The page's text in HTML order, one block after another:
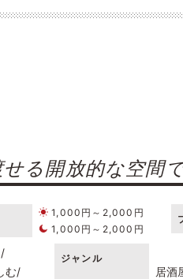
る開放的な空間
1,000円～2,000円
1,000円～2,000円
む
ジャンル
居酒